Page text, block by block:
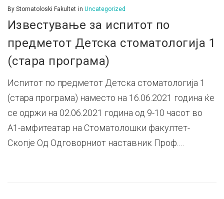
By Stomatoloski Fakultet in Uncategorized
Известување за испитот по
предметот Детска стоматологија 1
(стара програма)
Испитот по предметот Детска стоматологија 1
(стара програма) наместо на 16.06.2021 година ќе
се одржи на 02.06.2021 година од 9-10 часот во
А1-амфитеатар на Стоматолошки факултет-
Скопје Од Одговорниот наставник Проф.…